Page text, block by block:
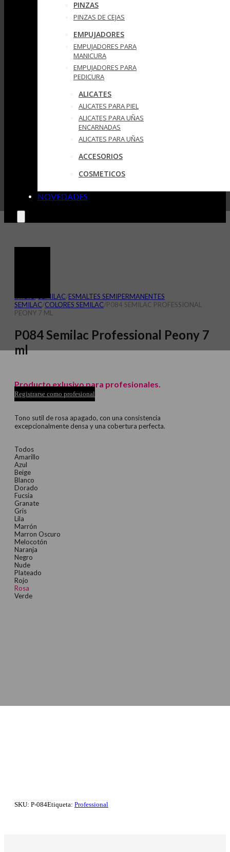
PINZAS
PINZAS DE CEJAS
EMPUJADORES
EMPUJADORES PARA
MANICURA
EMPUJADORES PARA
PEDICURA
ALICATES
ALICATES PARA PIEL
ALICATES PARA UÑAS
ENCARNADAS
ALICATES PARA UÑAS
ACCESORIOS
COSMETICOS
NOVEDADES
SEMILAC/ESMALTES SEMIPERMANENTES
SEMILAC/COLORES SEMILAC/P084 SEMILAC PROFESSIONAL
PEONY 7 ML
P084 Semilac Professional Peony 7
ml
Producto exlusivo para profesionales.
Registrarse como profesional
Tono sutil de rosa apagado, con una consistencia
excepcionalmente densa y una cobertura perfecta.
Todos
Amarillo
Azul
Beige
Blanco
Dorado
Fucsia
Granate
Gris
Lila
Marrón
Marron Oscuro
Melocotón
Naranja
Negro
Nude
Plateado
Rojo
Rosa
Verde
SKU: P-084Etiqueta: Professional